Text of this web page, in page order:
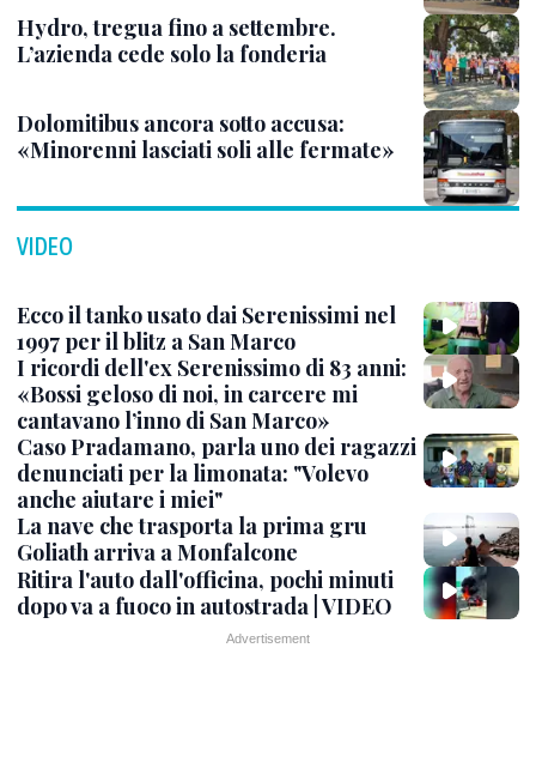
Hydro, tregua fino a settembre.
L’azienda cede solo la fonderia
Dolomitibus ancora sotto accusa:
«Minorenni lasciati soli alle fermate»
VIDEO
Ecco il tanko usato dai Serenissimi nel
1997 per il blitz a San Marco
I ricordi dell'ex Serenissimo di 83 anni:
«Bossi geloso di noi, in carcere mi
cantavano l’inno di San Marco»
Caso Pradamano, parla uno dei ragazzi
denunciati per la limonata: "Volevo
anche aiutare i miei"
La nave che trasporta la prima gru
Goliath arriva a Monfalcone
Ritira l'auto dall'officina, pochi minuti
dopo va a fuoco in autostrada | VIDEO